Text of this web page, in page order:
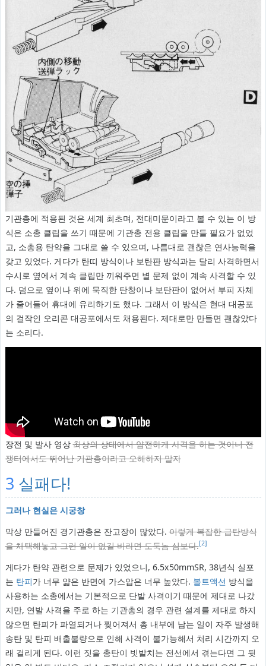
기관총에 적용된 것은 세계 최초며, 전대미문이라고 볼 수 있는 이 방
식은 소총 클립을 쓰기 때문에 기관총 전용 클립을 만들 필요가 없었
고, 소총용 탄약을 그대로 쓸 수 있으며, 나름대로 괜찮은 연사능력을
갖고 있었다. 게다가 탄띠 방식이나 보탄판 방식과는 달리 사격하면서
수시로 옆에서 계속 클립만 끼워주면 별 문제 없이 계속 사격할 수 있
다. 덤으로 옆이나 위에 묵직한 탄창이나 보탄판이 없어서 부피 자체
가 줄어들어 휴대에 유리하기도 했다. 그래서 이 방식은 현대 대공포
의 걸작인 오리콘 대공포에서도 채용된다. 제대로만 만들면 괜찮았다
는 소리다.
장전 및 발사 영상최상의 상태에서 얌전하게 사격을 하는 것이니 전
쟁터에서도 뛰어난 기관총이라고 오해하지 말자
3 실패다!
그러나 현실은 시궁창
막상 만들어진 경기관총은 잔고장이 많았다.이렇게 복잡한 급탄방식
을 채택해놓고 그런 일이 없길 바라면 도둑놈 심보다.[2]
게다가 탄약 관련으로 문제가 있었으니, 6.5x50mmSR, 38년식 실포
는 탄피가 너무 얇은 반면에 가스압은 너무 높았다. 볼트액션 방식을
사용하는 소총에서는 기본적으로 단발 사격이기 때문에 제대로 나갔
지만, 연발 사격을 주로 하는 기관총의 경우 관련 설계를 제대로 하지
않으면 탄피가 파열되거나 찢어져서 총 내부에 남는 일이 자주 발생해
송탄 및 탄피 배출불량으로 인해 사격이 불가능해서 처리 시간까지 오
래 걸리게 된다. 이런 짓을 총탄이 빗발치는 전선에서 겪는다면 그 뒷